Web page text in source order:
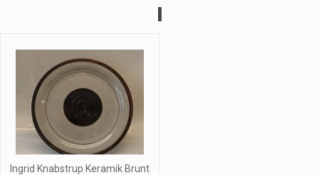
I
Ingrid Knabstrup Keramik Brunt